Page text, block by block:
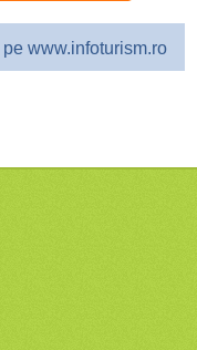
pe www.infoturism.ro